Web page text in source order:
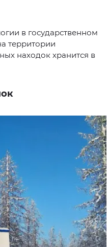
в государственном
территории
находок хранится в